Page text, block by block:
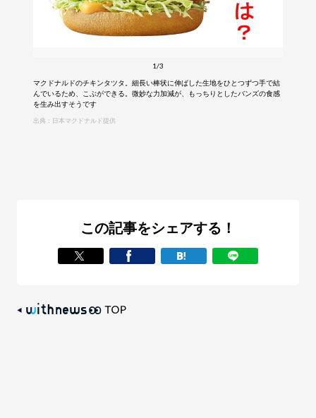
1/3
マクドナルドのチキンタツタ。細長い棒状に伸ばした生地をひとつずつ手で結
んでいるため、こぶができる。微妙な力加減が、もっちりとしたバンズの食感
を生み出すそうです
出典：日本マクドナルド提供
この記事をシェアする！